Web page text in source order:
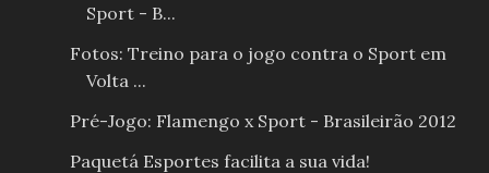
Sport - B...
Fotos: Treino para o jogo contra o Sport em
Volta ...
Pré-Jogo: Flamengo x Sport - Brasileirão 2012
Paquetá Esportes facilita a sua vida!